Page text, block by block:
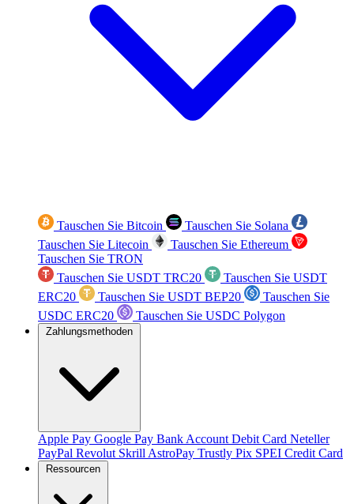
Tauschen Sie Bitcoin
Tauschen Sie Solana
Tauschen Sie Litecoin
Tauschen Sie Ethereum
Tauschen Sie TRON
Tauschen Sie USDT TRC20
Tauschen Sie USDT
ERC20
Tauschen Sie USDT BEP20
Tauschen Sie
USDC ERC20
Tauschen Sie USDC Polygon
Zahlungsmethoden
Apple Pay Google Pay Bank Account Debit Card Neteller
PayPal Revolut Skrill AstroPay Trustly Pix SPEI Credit Card
Ressourcen